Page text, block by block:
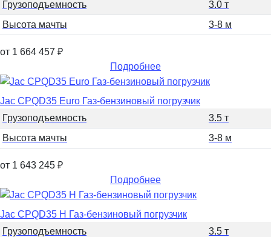
Грузоподъемность
3.0 т
Высота мачты
3-8 м
от 1 664 457 ₽
Подробнее
Jac CPQD35 Euro Газ-бензиновый погрузчик
Грузоподъемность
3.5 т
Высота мачты
3-8 м
от 1 643 245 ₽
Подробнее
Jac CPQD35 H Газ-бензиновый погрузчик
Грузоподъемность
3.5 т